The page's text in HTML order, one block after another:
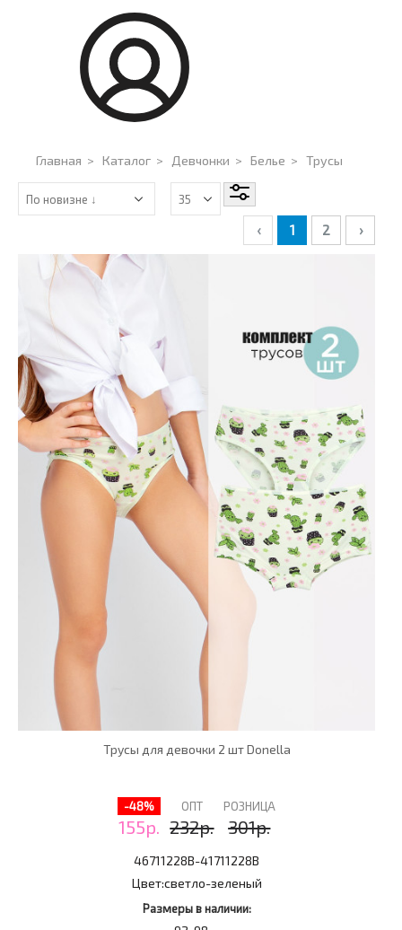
Главная > Каталог > Девчонки > Белье > Трусы
‹ 1 2 ›
Трусы для девочки 2 шт Donella
-48%
155р.
ОПТ
232р.
РОЗНИЦА
301р.
46711228B-41711228B
Цвет:светло-зеленый
Размеры в наличии: